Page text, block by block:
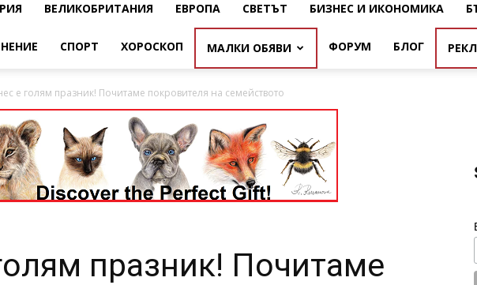
ВЕЛИКОБРИТАНИЯ ЕВРОПА СВЕТЪТ БИЗНЕС И ИКОНОМИКА
СПОРТ ХОРОСКОП МАЛКИ ОБЯВИ ФОРУМ БЛОГ
е голям празник! Почитаме покровителя на семейството
празник! Почитаме